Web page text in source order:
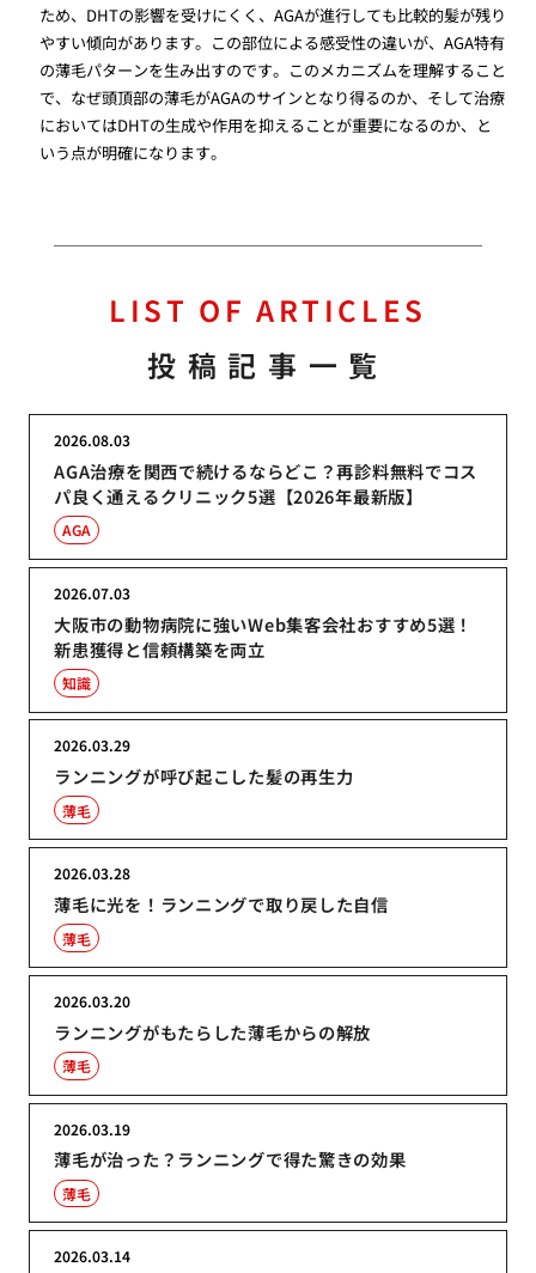
ため、DHTの影響を受けにくく、AGAが進行しても比較的髪が残り
やすい傾向があります。この部位による感受性の違いが、AGA特有
の薄毛パターンを生み出すのです。このメカニズムを理解すること
で、なぜ頭頂部の薄毛がAGAのサインとなり得るのか、そして治療
においてはDHTの生成や作用を抑えることが重要になるのか、と
いう点が明確になります。
LIST OF ARTICLES
投稿記事一覧
AGA治療を関西で続けるならどこ？再診料無料でコス
パ良く通えるクリニック5選【2026年最新版】
2026.08.03
AGA
大阪市の動物病院に強いWeb集客会社おすすめ5選！
新患獲得と信頼構築を両立
2026.07.03
知識
ランニングが呼び起こした髪の再生力
2026.03.29
薄毛
薄毛に光を！ランニングで取り戻した自信
2026.03.28
薄毛
ランニングがもたらした薄毛からの解放
2026.03.20
薄毛
薄毛が治った？ランニングで得た驚きの効果
2026.03.19
薄毛
2026.03.14